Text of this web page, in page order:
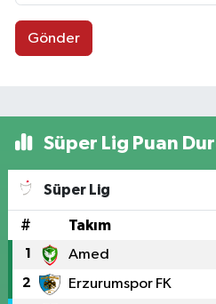
Gönder
Süper Lig Puan
Süper Lig
# Takım
1 Amed
2 Erzurumspor FK